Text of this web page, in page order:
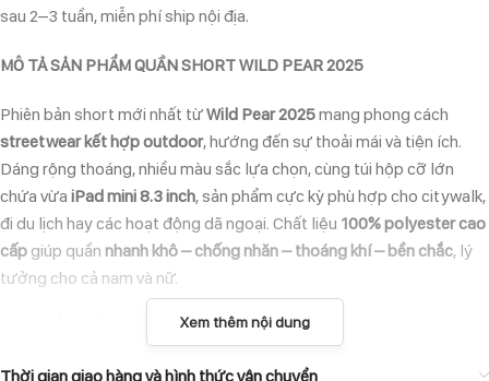
sau 2–3 tuần, miễn phí ship nội địa.
MÔ TẢ SẢN PHẨM QUẦN SHORT WILD PEAR 2025
Phiên bản short mới nhất từWild Pear 2025mang phong cách
streetwear kết hợp outdoor, hướng đến sự thoải mái và tiện ích.
Dáng rộng thoáng, nhiều màu sắc lựa chọn, cùng túi hộp cỡ lớn
chứa vừa iPad mini 8.3 inch, sản phẩm cực kỳ phù hợp cho citywalk,
đi du lịch hay các hoạt động dã ngoại. Chất liệu 100% polyester cao
cấp giúp quần nhanh khô – chống nhăn – thoáng khí – bền chắc, lý
tưởng cho cả nam và nữ.
Thiết kế unisex:phù hợp cho cả nam và nữ, form dáng rộng rãi, thoải
Xem thêm nội dung
Thời gian giao hàng và hình thức vận chuyển